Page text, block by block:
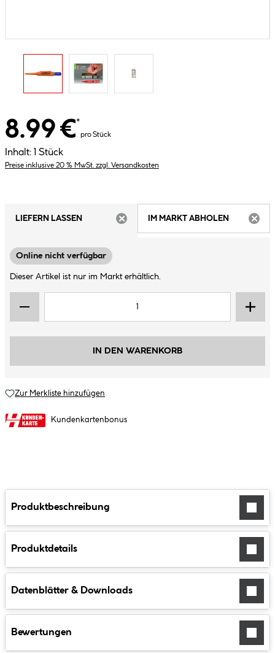
8.99 €*
pro Stück
Inhalt: 1 Stück
Preise inklusive 20 % MwSt. zzgl. Versandkosten
LIEFERN LASSEN
IM MARKT ABHOLEN
Online nicht verfügbar
Dieser Artikel ist nur im Markt erhältlich.
IN DEN WARENKORB
Zur Merkliste hinzufügen
Kundenkartenbonus
Produktbeschreibung
Produktdetails
Datenblätter & Downloads
Bewertungen